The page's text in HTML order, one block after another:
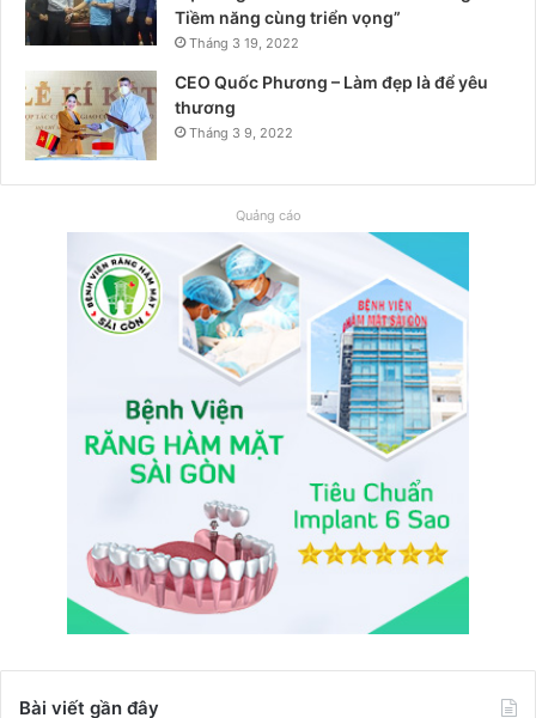
Tiềm năng cùng triển vọng”
Tháng 3 19, 2022
CEO Quốc Phương – Làm đẹp là để yêu
thương
Tháng 3 9, 2022
Quảng cáo
Bài viết gần đây